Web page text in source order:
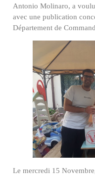
Antonio Molinaro, a
avec une publication
Département de
Le mercredi 15